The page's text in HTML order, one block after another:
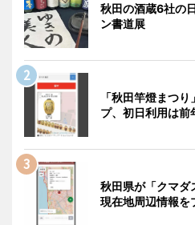
秋田の酒蔵6社の
ン書道展
「秋田竿燈まつ
プ、初日利用は前
秋田県が「クマ
現在地周辺情報を